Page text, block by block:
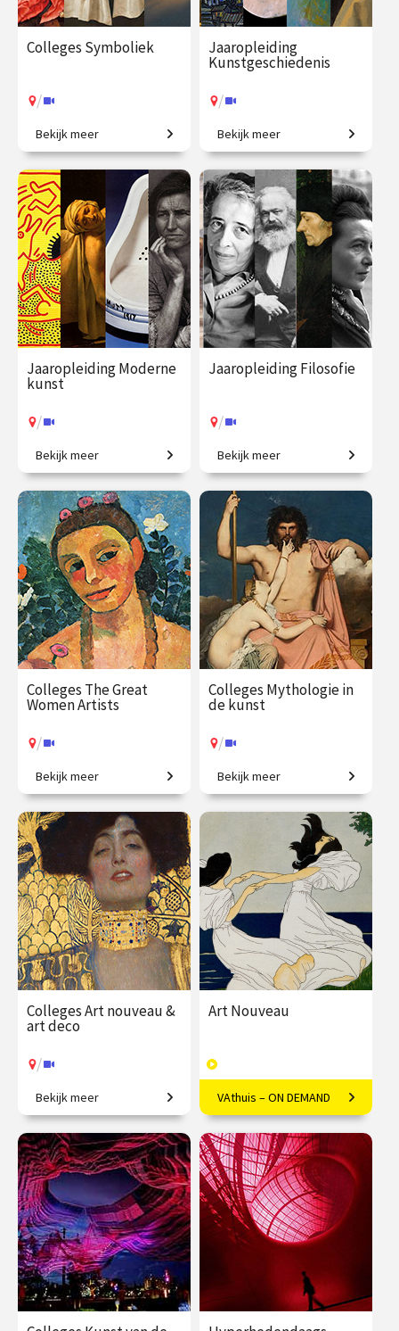
Colleges Symboliek
/
Beeldbetekenis in de kunst.
€ 345.00
vanaf 22
sep.
/ Op locatie of online
Bekijk meer
Jaaropleiding
Kunstgeschiedenis
/
Het colloquium
kunstgeschiedenis, in één
jaar. Een uitgebreid
chronologisch overzicht.
€ 1225.00
vanaf 23
sep.
/ Op locatie of online
Bekijk meer
Jaaropleiding Moderne
kunst
/
Is dit kunst? Zo ja, waarom?
€ 1059.00
vanaf 5
okt.
/ Op locatie of online
Bekijk meer
Jaaropleiding Filosofie
/
In één jaar de wereld beter
begrijpen!
€ 1090.00
vanaf 22
sep.
/ Op locatie of online
Bekijk meer
Colleges The Great
Women Artists
/
Vrouwen in de
kunstgeschiedenis, van
Judith Leyster tot Nan
Goldin.
€ 345.00
vanaf 21
sep.
/ Op locatie of online
Bekijk meer
Colleges Mythologie in
de kunst
/
Griekse en Romeinse goden
bewijzen hun
onsterfelijkheid.
€ 345.00
vanaf 22
sep.
/ Op locatie of online
Bekijk meer
Colleges Art nouveau &
art deco
/
Restyling van de wereld.
€ 345.00
vanaf 22
sep.
/ Op locatie of online
Bekijk meer
Art Nouveau
Vloeiende vernieuwing in
Europa
€ 169.00
40
afleveringen
Speeltijd 10 uur
VAthuis
VAthuis – ON DEMAND